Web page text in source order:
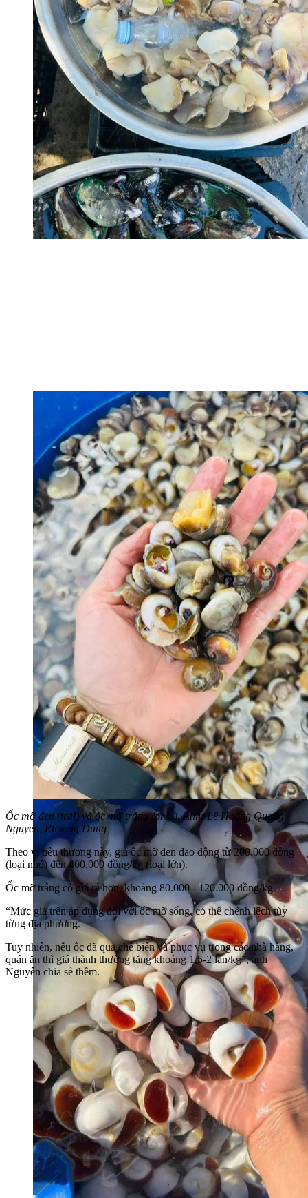
Ốc mỡ đen (trái) và ốc mỡ trắng (phải). Ảnh: Lê Hoàng Quang
Nguyen, Phuong Dung
Theo vị tiểu thương này, giá ốc mỡ đen dao động từ 200.000 đồng
(loại nhỏ) đến 400.000 đồng/kg (loại lớn).
Ốc mỡ trắng có giá rẻ hơn, khoảng 80.000 - 120.000 đồng/kg.
“Mức giá trên áp dụng đối với ốc mỡ sống, có thể chênh lệch tùy
từng địa phương.
Tuy nhiên, nếu ốc đã qua chế biến và phục vụ trong các nhà hàng,
quán ăn thì giá thành thường tăng khoảng 1,5-2 lần/kg”, anh
Nguyên chia sẻ thêm.